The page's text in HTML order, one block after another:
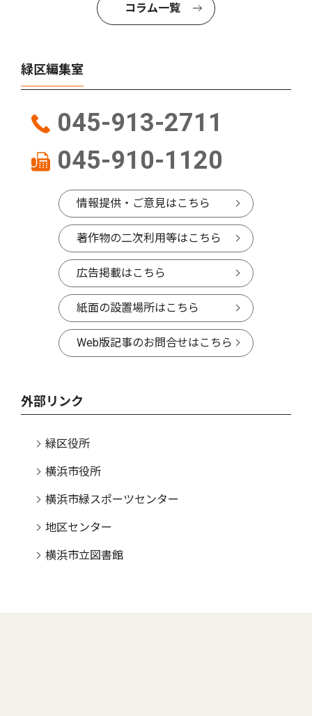
コラム一覧
緑区編集室
045-913-2711
045-910-1120
情報提供・ご意見はこちら
著作物の二次利用等はこちら
広告掲載はこちら
紙面の設置場所はこちら
Web版記事のお問合せはこちら
外部リンク
緑区役所
横浜市役所
横浜市緑スポーツセンター
地区センター
横浜市立図書館